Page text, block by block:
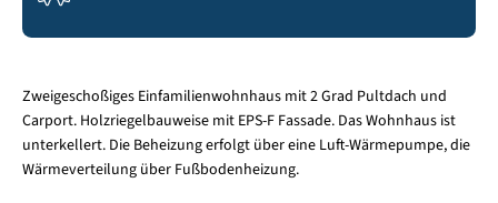
Zweigeschoßiges Einfamilienwohnhaus mit 2 Grad Pultdach und
Carport. Holzriegelbauweise mit EPS-F Fassade. Das Wohnhaus ist
unterkellert. Die Beheizung erfolgt über eine Luft-Wärmepumpe, die
Wärmeverteilung über Fußbodenheizung.